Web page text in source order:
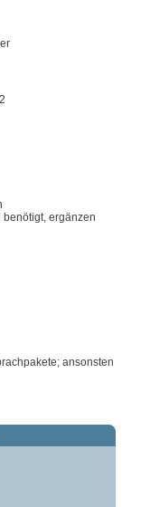
ergänzen
ansonsten